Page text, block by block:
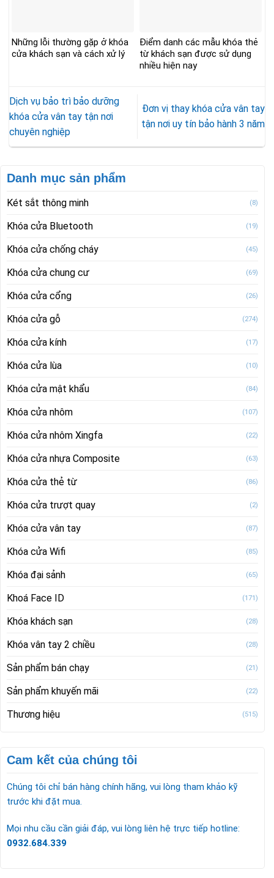
Những lỗi thường gặp ở khóa
cửa khách sạn và cách xử lý
Điểm danh các mẫu khóa thẻ
từ khách sạn được sử dụng
nhiều hiện nay
Dịch vụ bảo trì bảo dưỡng
khóa cửa vân tay tận nơi
chuyên nghiệp
Đơn vị thay khóa cửa vân tay
tận nơi uy tín bảo hành 3 năm
Danh mục sản phẩm
Két sắt thông minh (8)
Khóa cửa Bluetooth (19)
Khóa cửa chống cháy (45)
Khóa cửa chung cư (69)
Khóa cửa cổng (26)
Khóa cửa gỗ (274)
Khóa cửa kính (17)
Khóa cửa lùa (10)
Khóa cửa mật khẩu (84)
Khóa cửa nhôm (107)
Khóa cửa nhôm Xingfa (22)
Khóa cửa nhựa Composite (63)
Khóa cửa thẻ từ (86)
Khóa cửa trượt quay (2)
Khóa cửa vân tay (87)
Khóa cửa Wifi (85)
Khóa đại sảnh (65)
Khoá Face ID (171)
Khóa khách sạn (28)
Khóa vân tay 2 chiều (28)
Sản phẩm bán chạy (21)
Sản phẩm khuyến mãi (22)
Thương hiệu (515)
Cam kết của chúng tôi
Chúng tôi chỉ bán hàng chính hãng, vui lòng tham khảo kỹ
trước khi đặt mua.
Mọi nhu cầu cần giải đáp, vui lòng liên hệ trực tiếp hotline:
0932.684.339